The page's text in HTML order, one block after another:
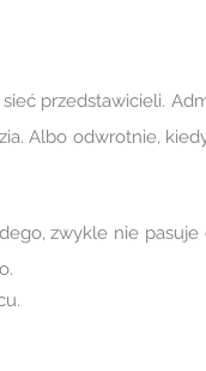
przedstawicieli.
Albo odwrotnie,
zwykle nie pasuje